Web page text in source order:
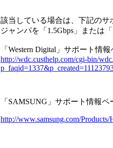
該当している場合は、下記の
ジャンパを「1.5Gbps」または
「Western Digital」サポート情
http://wdc.custhelp.com/cgi-bin/
「SAMSUNG」サポート情報ペ
http://www.samsung.com/